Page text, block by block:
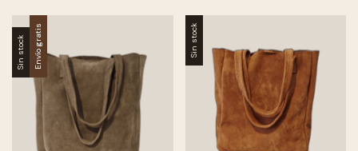
Sin stock Envío gratis Sin stock